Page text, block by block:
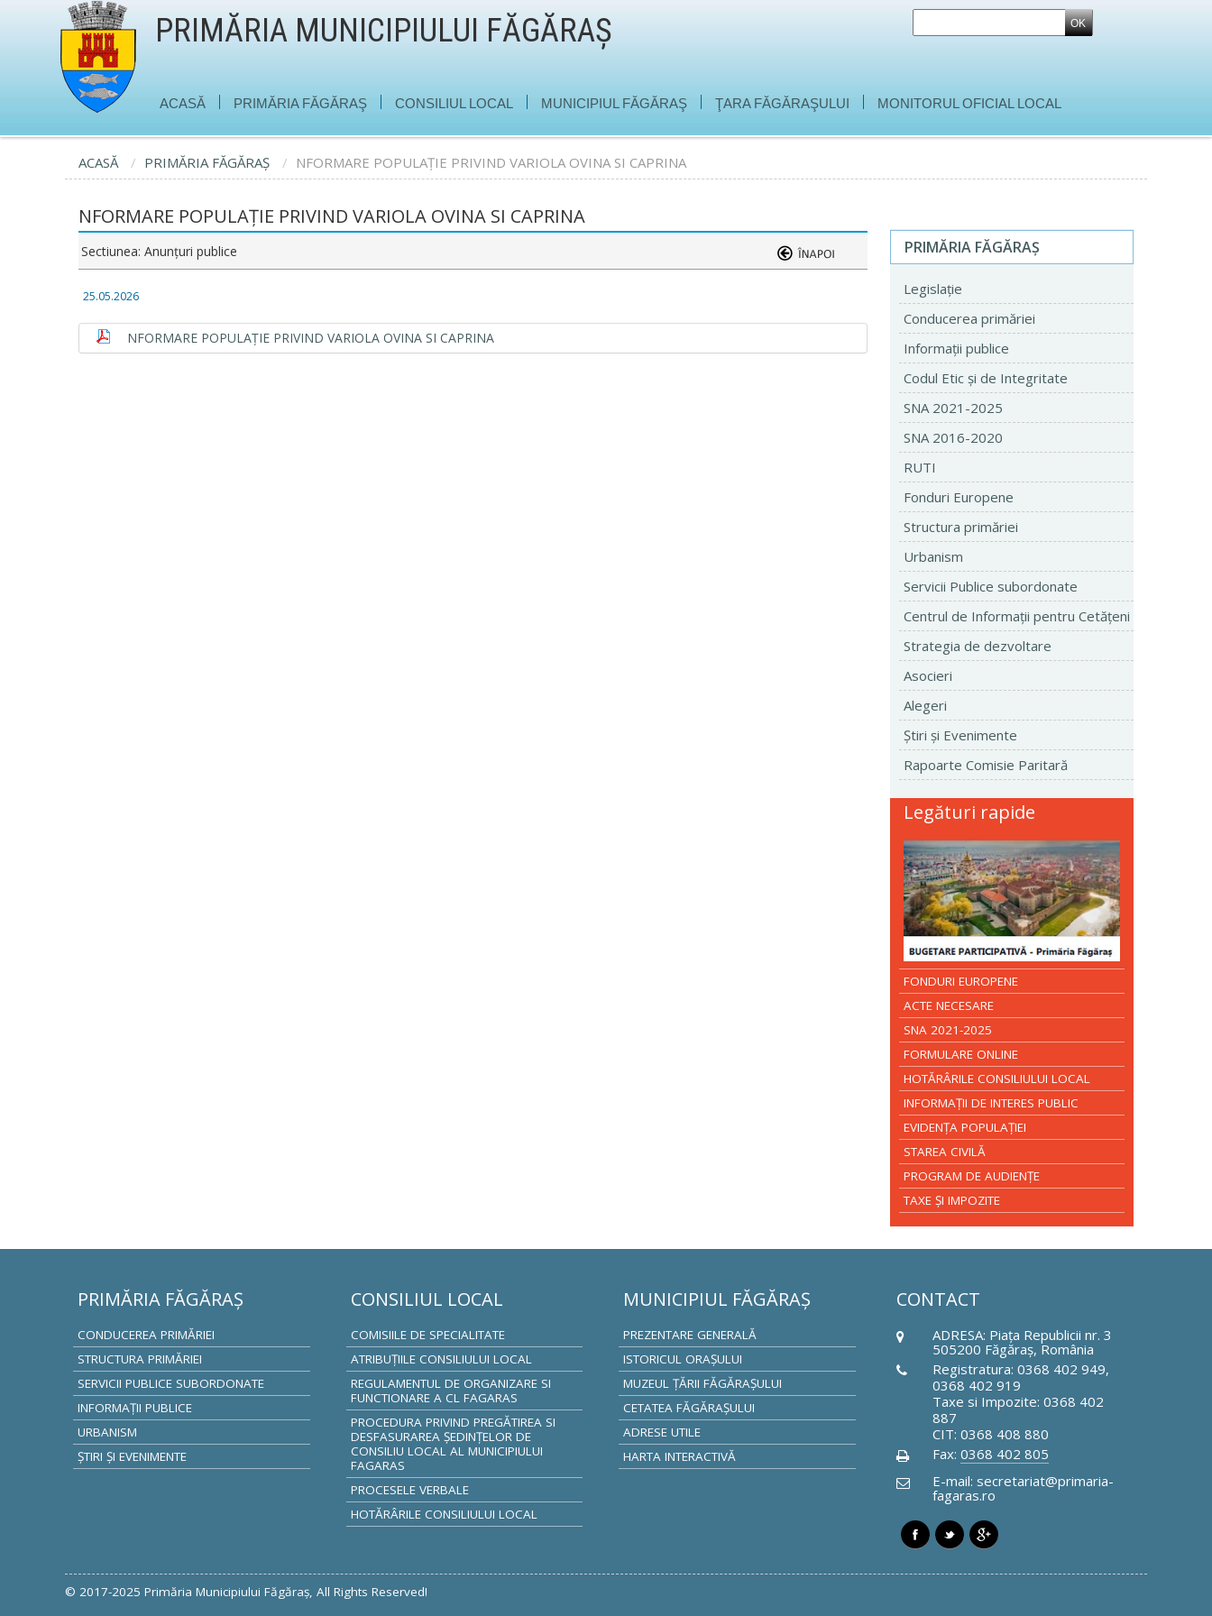
PRIMĂRIA MUNICIPIULUI FĂGĂRAŞ
ACASĂ PRIMĂRIA FĂGĂRAŞ CONSILIUL LOCAL MUNICIPIUL FĂGĂRAŞ ŢARA FĂGĂRAŞULUI MONITORUL OFICIAL LOCAL
ACASĂ PRIMĂRIA FĂGĂRAŞ NFORMARE POPULAȚIE PRIVIND VARIOLA OVINA SI CAPRINA
NFORMARE POPULAȚIE PRIVIND VARIOLA OVINA SI CAPRINA
Sectiunea: Anunţuri publice
25.05.2026
NFORMARE POPULAȚIE PRIVIND VARIOLA OVINA SI CAPRINA
PRIMĂRIA FĂGĂRAŞ
Legislaţie
Conducerea primăriei
Informaţii publice
Codul Etic şi de Integritate
SNA 2021-2025
SNA 2016-2020
RUTI
Fonduri Europene
Structura primăriei
Urbanism
Servicii Publice subordonate
Centrul de Informaţii pentru Cetăţeni
Strategia de dezvoltare
Asocieri
Alegeri
Ştiri şi Evenimente
Rapoarte Comisie Paritară
Legături rapide
FONDURI EUROPENE
ACTE NECESARE
SNA 2021-2025
FORMULARE ONLINE
HOTĂRÂRILE CONSILIULUI LOCAL
INFORMAŢII DE INTERES PUBLIC
EVIDENŢA POPULAŢIEI
STAREA CIVILĂ
PROGRAM DE AUDIENŢE
TAXE ŞI IMPOZITE
PRIMĂRIA FĂGĂRAŞ
CONDUCEREA PRIMĂRIEI
STRUCTURA PRIMĂRIEI
SERVICII PUBLICE SUBORDONATE
INFORMAŢII PUBLICE
URBANISM
ŞTIRI ŞI EVENIMENTE
CONSILIUL LOCAL
COMISIILE DE SPECIALITATE
ATRIBUŢIILE CONSILIULUI LOCAL
REGULAMENTUL DE ORGANIZARE SI
FUNCTIONARE A CL FAGARAS
PROCEDURA PRIVIND PREGĂTIREA SI
DESFASURAREA ȘEDINȚELOR DE
CONSILIU LOCAL AL MUNICIPIULUI
FAGARAS
PROCESELE VERBALE
HOTĂRÂRILE CONSILIULUI LOCAL
MUNICIPIUL FĂGĂRAŞ
PREZENTARE GENERALĂ
ISTORICUL ORAŞULUI
MUZEUL ŢĂRII FĂGĂRAŞULUI
CETATEA FĂGĂRAŞULUI
ADRESE UTILE
HARTA INTERACTIVĂ
CONTACT
ADRESA: Piaţa Republicii nr. 3
505200 Făgăraş, România
Registratura: 0368 402 949,
0368 402 919
Taxe si Impozite: 0368 402
887
CIT: 0368 408 880
Fax: 0368 402 805
E-mail: secretariat@primaria-
fagaras.ro
© 2017-2025 Primăria Municipiului Făgăraş, All Rights Reserved!